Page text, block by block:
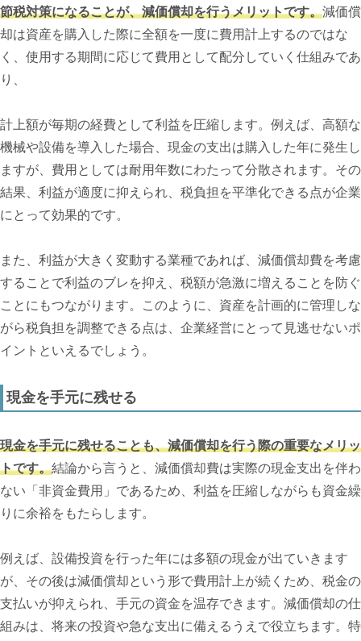
節税対策になることが、減価償却を行うメリットです。減価償
却は資産を購入した際に全額を一度に費用計上するのではな
く、使用する期間に応じて費用として配分していく仕組みであ
り、
計上額が毎期の経費として利益を圧縮します。例えば、高額な
機械や設備を導入した場合、現金の支出は購入した年に発生し
ますが、費用としては耐用年数にわたって分散されます。その
結果、利益が適度に抑えられ、税負担を平準化できる点が企業
にとって効果的です。
また、利益が大きく変動する業種であれば、減価償却費を考慮
することで利益のブレを抑え、税額が急激に増えることを防ぐ
ことにもつながります。このように、資産を計画的に管理しな
がら税負担を調整できる点は、企業経営にとって見逃せないポ
イントといえるでしょう。
現金を手元に残せる
現金を手元に残せることも、減価償却を行う際の重要なメリッ
トです。結論から言うと、減価償却費は実際の現金支出を伴わ
ない「非資金費用」であるため、利益を圧縮しながらも資金繰
りに余裕をもたらします。
例えば、設備投資を行った年には多額の現金が出ていきます
が、その後は減価償却という形で費用計上が続くため、税金の
支払いが抑えられ、手元の資金を温存できます。減価償却の仕
組みは、将来の投資や急な支出に備えるうえで役立ちます。特